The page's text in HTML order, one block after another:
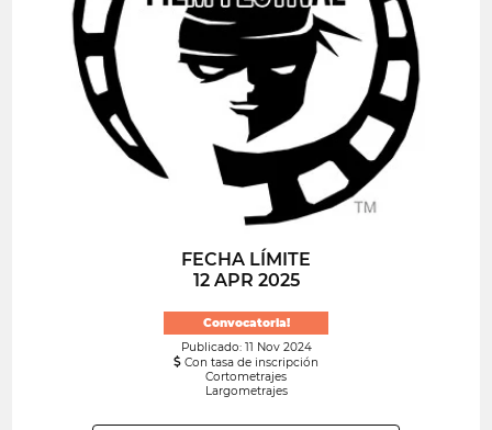
FECHA LÍMITE
12 APR 2025
Convocatoria!
Publicado: 11 Nov 2024
Con tasa de inscripción
Cortometrajes
Largometrajes